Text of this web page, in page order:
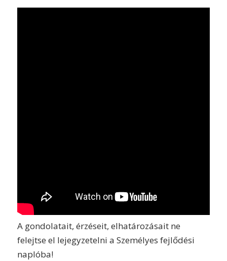
A gondolatait, érzéseit, elhatározásait ne
felejtse el lejegyzetelni a Személyes fejlődési
naplóba!